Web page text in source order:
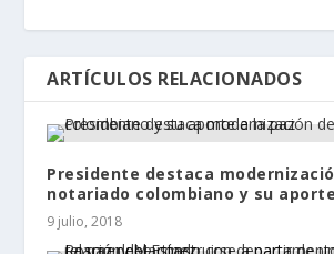
ARTÍCULOS RELACIONADOS
Presidente destaca
notariado colombiano y su
9 julio, 2018